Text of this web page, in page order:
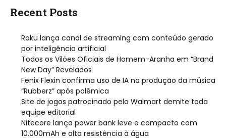
Recent Posts
Roku lança canal de streaming com conteúdo gerado
por inteligência artificial
Todos os Vilões Oficiais de Homem-Aranha em “Brand
New Day” Revelados
Fenix Flexin confirma uso de IA na produção da música
“Rubberz” após polêmica
Site de jogos patrocinado pelo Walmart demite toda
equipe editorial
Nitecore lança power bank leve e compacto com
10.000mAh e alta resistência à água